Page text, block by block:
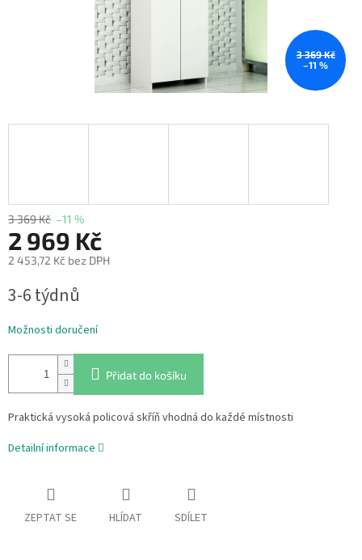
3 369 Kč
–11 %
3 369 Kč –11 %
2 969 Kč
2 453,72 Kč bez DPH
cena:
3-6 týdnů
Možnosti doručení
Přidat do košíku
Praktická vysoká policová skříň vhodná do každé místnosti
Detailní informace
ZEPTAT SE HLÍDAT SDÍLET